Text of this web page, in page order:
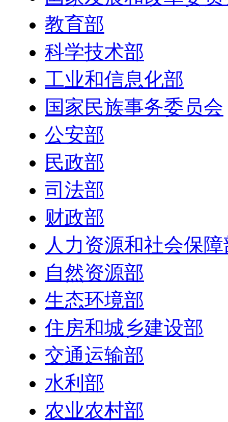
教育部
科学技术部
工业和信息化部
国家民族事务委员会
公安部
民政部
司法部
财政部
人力资源和社会保
自然资源部
生态环境部
住房和城乡建设部
交通运输部
水利部
农业农村部